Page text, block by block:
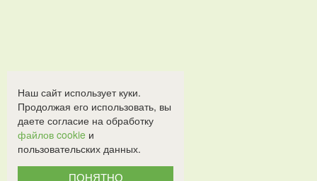
Наш сайт использует куки.
Продолжая его использовать, вы
даете согласие на обработку
файлов cookie и
пользовательских данных.
ПОНЯТНО